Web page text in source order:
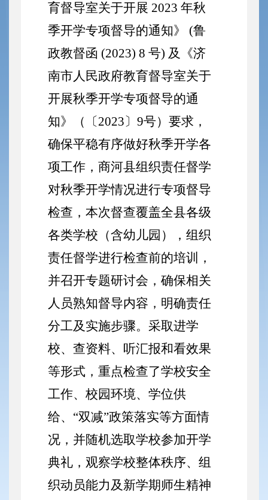
育督导室关于开展 2023 年秋
季开学专项督导的通知》 (鲁
政教督函 (2023) 8 号) 及《济
南市人民政府教育督导室关于
开展秋季开学专项督导的通
知》（〔2023〕9号）要求，
确保平稳有序做好秋季开学各
项工作，商河县组织责任督学
对秋季开学情况进行专项督导
检查，本次督查覆盖全县各级
各类学校（含幼儿园），组织
责任督学进行检查前的培训，
并召开专题研讨会，确保相关
人员熟知督导内容，明确责任
分工及实施步骤。采取进学
校、查资料、听汇报和看效果
等形式，重点检查了学校安全
工作、校园环境、学位供
给、“双减”政策落实等方面情
况，并随机选取学校参加开学
典礼，观察学校整体秩序、组
织动员能力及新学期师生精神